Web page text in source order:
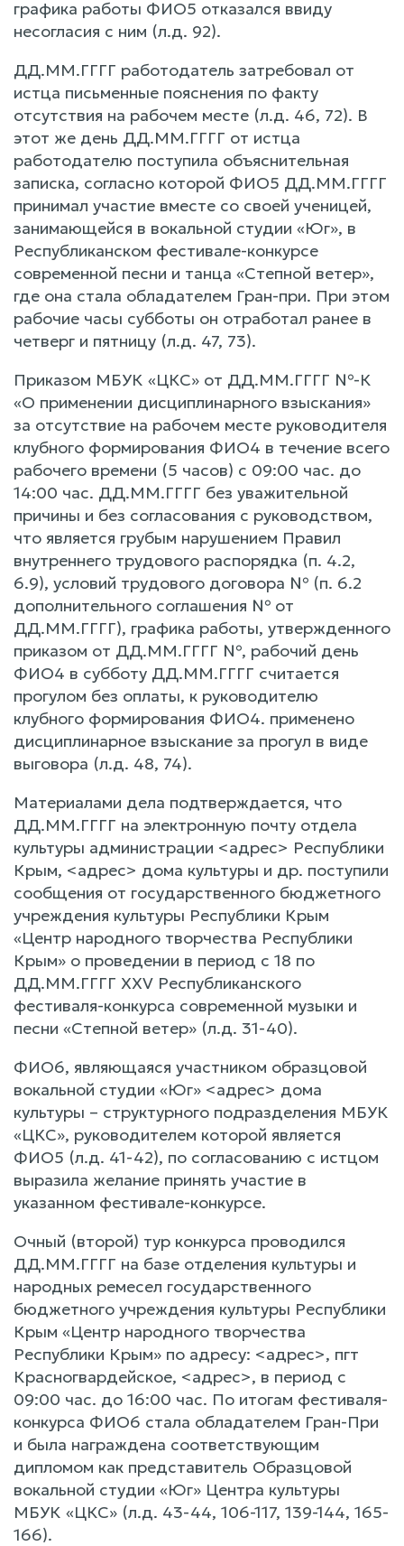
графика работы ФИО5 отказался ввиду
несогласия с ним (л.д. 92).
ДД.ММ.ГГГГ работодатель затребовал от
истца письменные пояснения по факту
отсутствия на рабочем месте (л.д. 46, 72). В
этот же день ДД.ММ.ГГГГ от истца
работодателю поступила объяснительная
записка, согласно которой ФИО5 ДД.ММ.ГГГГ
принимал участие вместе со своей ученицей,
занимающейся в вокальной студии «Юг», в
Республиканском фестивале-конкурсе
современной песни и танца «Степной ветер»,
где она стала обладателем Гран-при. При этом
рабочие часы субботы он отработал ранее в
четверг и пятницу (л.д. 47, 73).
Приказом МБУК «ЦКС» от ДД.ММ.ГГГГ №-К
«О применении дисциплинарного взыскания»
за отсутствие на рабочем месте руководителя
клубного формирования ФИО4 в течение всего
рабочего времени (5 часов) с 09:00 час. до
14:00 час. ДД.ММ.ГГГГ без уважительной
причины и без согласования с руководством,
что является грубым нарушением Правил
внутреннего трудового распорядка (п. 4.2,
6.9), условий трудового договора № (п. 6.2
дополнительного соглашения № от
ДД.ММ.ГГГГ), графика работы, утвержденного
приказом от ДД.ММ.ГГГГ №, рабочий день
ФИО4 в субботу ДД.ММ.ГГГГ считается
прогулом без оплаты, к руководителю
клубного формирования ФИО4. применено
дисциплинарное взыскание за прогул в виде
выговора (л.д. 48, 74).
Материалами дела подтверждается, что
ДД.ММ.ГГГГ на электронную почту отдела
культуры администрации <адрес> Республики
Крым, <адрес> дома культуры и др. поступили
сообщения от государственного бюджетного
учреждения культуры Республики Крым
«Центр народного творчества Республики
Крым» о проведении в период с 18 по
ДД.ММ.ГГГГ ХХV Республиканского
фестиваля-конкурса современной музыки и
песни «Степной ветер» (л.д. 31-40).
ФИО6, являющаяся участником образцовой
вокальной студии «Юг» <адрес> дома
культуры – структурного подразделения МБУК
«ЦКС», руководителем которой является
ФИО5 (л.д. 41-42), по согласованию с истцом
выразила желание принять участие в
указанном фестивале-конкурсе.
Очный (второй) тур конкурса проводился
ДД.ММ.ГГГГ на базе отделения культуры и
народных ремесел государственного
бюджетного учреждения культуры Республики
Крым «Центр народного творчества
Республики Крым» по адресу: <адрес>, пгт
Красногвардейское, <адрес>, в период с
09:00 час. до 16:00 час. По итогам фестиваля-
конкурса ФИО6 стала обладателем Гран-При
и была награждена соответствующим
дипломом как представитель Образцовой
вокальной студии «Юг» Центра культуры
МБУК «ЦКС» (л.д. 43-44, 106-117, 139-144, 165-
166).